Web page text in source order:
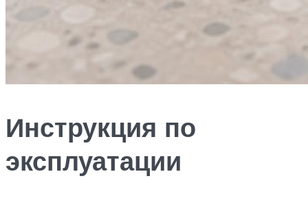
Инструкция по
эксплуатации